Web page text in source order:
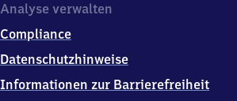
Analyse verwalten
Compliance
Datenschutzhinweise
Informationen zur Barrierefreiheit